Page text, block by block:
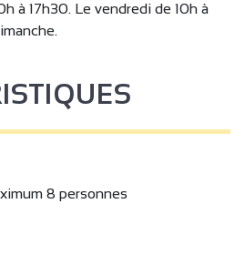
à 17h30. Le vendredi de 10h à
8 personnes